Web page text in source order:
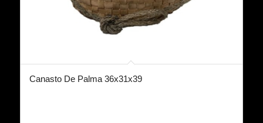
Canasto De Palma 36x31x39